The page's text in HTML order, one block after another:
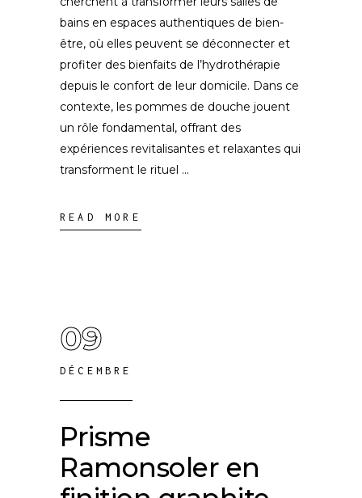
bains en espaces authentiques de bien-
être, où elles peuvent se déconnecter et
profiter des bienfaits de l’hydrothérapie
depuis le confort de leur domicile. Dans ce
contexte, les pommes de douche jouent
un rôle fondamental, offrant des
expériences revitalisantes et relaxantes qui
transforment le rituel
READ MORE
09
DÉCEMBRE
Prisme
Ramonsoler en